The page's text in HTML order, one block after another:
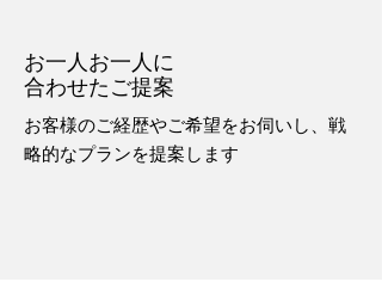
お一人お一人に
合わせたご提案
お客様のご経歴やご希望をお伺いし、戦
略的なプランを提案します